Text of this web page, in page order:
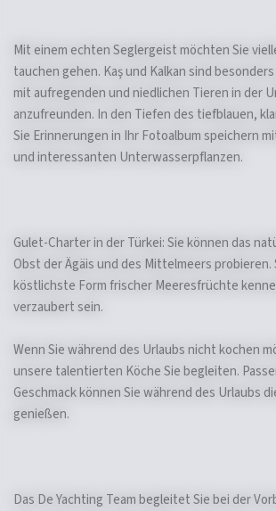
Mit einem echten Seglergeist möchten Sie
tauchen gehen. Kaş und Kalkan sind
mit aufregenden und niedlichen Tieren in der
anzufreunden. In den Tiefen des tiefblauen,
Sie Erinnerungen in Ihr Fotoalbum speichern
und interessanten Unterwasserpflanzen.
Gulet-Charter in der Türkei: Sie können das
Obst der Ägäis und des Mittelmeers probieren.
köstlichste Form frischer Meeresfrüchte
verzaubert sein.
Wenn Sie während des Urlaubs nicht kochen
unsere talentierten Köche Sie begleiten.
Geschmack können Sie während des Urlaubs
genießen.
Das De Yachting Team begleitet Sie bei der